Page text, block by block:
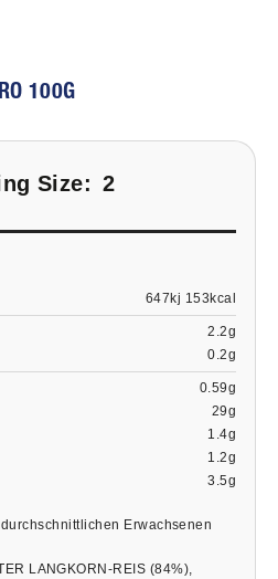
100G
Size: 2
647kj 153kcal
2.2g
0.2g
0.59g
29g
1.4g
1.2g
3.5g
Erwachsenen
LANGKORN-REIS (84%),